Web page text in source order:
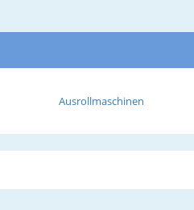
Ausrollmaschinen